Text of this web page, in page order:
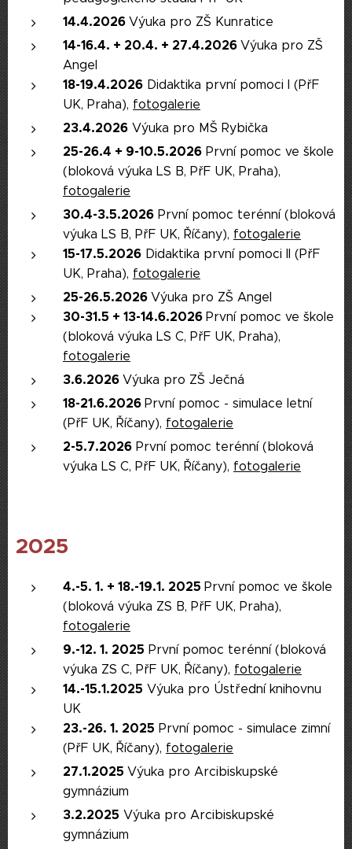
14.4.2026 Výuka pro ZŠ Kunratice
14-16.4. + 20.4. + 27.4.2026 Výuka pro ZŠ
Angel
18-19.4.2026 Didaktika první pomoci I (PřF
UK, Praha), fotogalerie
23.4.2026 Výuka pro MŠ Rybička
25-26.4 + 9-10.5.2026 První pomoc ve škole
(bloková výuka LS B, PřF UK, Praha),
fotogalerie
30.4-3.5.2026 První pomoc terénní (bloková
výuka LS B, PřF UK, Říčany), fotogalerie
15-17.5.2026 Didaktika první pomoci II (PřF
UK, Praha), fotogalerie
25-26.5.2026 Výuka pro ZŠ Angel
30-31.5 + 13-14.6.2026 První pomoc ve škole
(bloková výuka LS C, PřF UK, Praha),
fotogalerie
3.6.2026 Výuka pro ZŠ Ječná
18-21.6.2026 První pomoc - simulace letní
(PřF UK, Říčany), fotogalerie
2-5.7.2026 První pomoc terénní (bloková
výuka LS C, PřF UK, Říčany), fotogalerie
2025
4.-5. 1. + 18.-19.1. 2025 První pomoc ve škole
(bloková výuka ZS B, PřF UK, Praha),
fotogalerie
9.-12. 1. 2025 První pomoc terénní (bloková
výuka ZS C, PřF UK, Říčany), fotogalerie
14.-15.1.2025 Výuka pro Ústřední knihovnu
UK
23.-26. 1. 2025 První pomoc - simulace zimní
(PřF UK, Říčany), fotogalerie
27.1.2025 Výuka pro Arcibiskupské
gymnázium
3.2.2025 Výuka pro Arcibiskupské
gymnázium